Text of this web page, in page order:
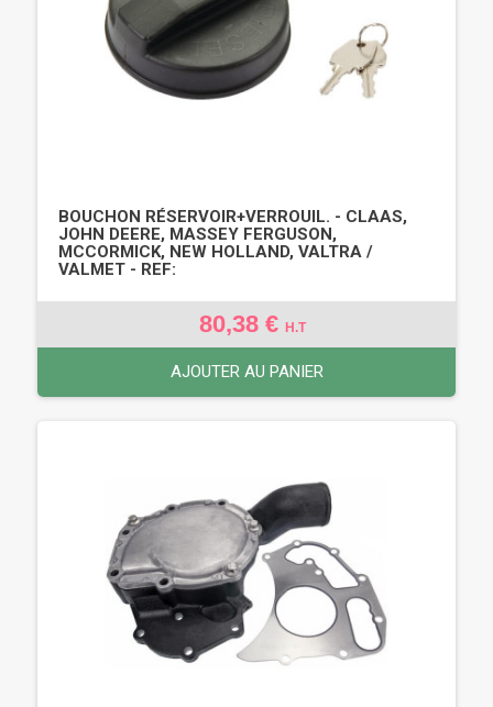
BOUCHON RÉSERVOIR+VERROUIL. - CLAAS,
JOHN DEERE, MASSEY FERGUSON,
MCCORMICK, NEW HOLLAND, VALTRA /
VALMET - REF:
80,38 € H.T
AJOUTER AU PANIER